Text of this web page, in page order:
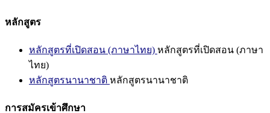
หลักสูตร
หลักสูตรที่เปิดสอน (ภาษาไทย) หลักสูตรที่เปิดสอน (ภาษา
ไทย)
หลักสูตรนานาชาติ หลักสูตรนานาชาติ
การสมัครเข้าศึกษา